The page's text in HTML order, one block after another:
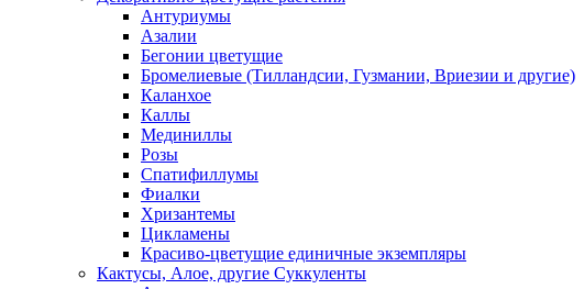
Антуриумы
Азалии
Бегонии цветущие
Бромелиевые (Тилландсии, Гузмании, Вриезии и другие)
Каланхое
Каллы
Мединиллы
Розы
Спатифиллумы
Фиалки
Хризантемы
Цикламены
Красиво-цветущие единичные экземпляры
Кактусы, Алое, другие Суккуленты